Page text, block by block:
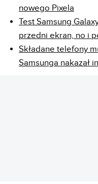
nowego Pixela
Test Samsung
przedni ekran, no i
Składane telefony
Samsunga nakazał